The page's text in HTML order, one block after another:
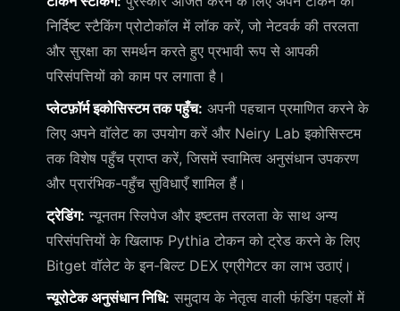
निर्दिष्ट स्टैकिंग प्रोटोकॉल में लॉक करें, जो नेटवर्क की तरलता
और सुरक्षा का समर्थन करते हुए प्रभावी रूप से आपकी
परिसंपत्तियों को काम पर लगाता है।
प्लेटफ़ॉर्म इकोसिस्टम तक पहुँच: अपनी पहचान प्रमाणित करने के
लिए अपने वॉलेट का उपयोग करें और Neiry Lab इकोसिस्टम
तक विशेष पहुँच प्राप्त करें, जिसमें स्वामित्व अनुसंधान उपकरण
और प्रारंभिक-पहुँच सुविधाएँ शामिल हैं।
ट्रेडिंग: न्यूनतम स्लिपेज और इष्टतम तरलता के साथ अन्य
परिसंपत्तियों के खिलाफ Pythia टोकन को ट्रेड करने के लिए
Bitget वॉलेट के इन-बिल्ट DEX एग्रीगेटर का लाभ उठाएं।
न्यूरोटेक अनुसंधान निधि: समुदाय के नेतृत्व वाली फंडिंग पहलों में